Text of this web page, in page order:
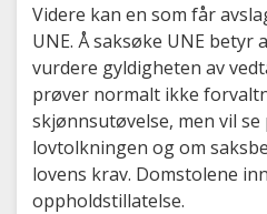
Videre kan en som får
UNE. Å saksøke UNE betyr
vurdere gyldigheten av
prøver normalt ikke
skjønnsutøvelse, men vil
lovtolkningen og om
lovens krav. Domstolene
oppholdstillatelse.